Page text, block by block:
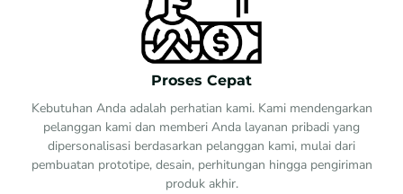
Proses Cepat
Kebutuhan Anda adalah perhatian kami. Kami mendengarkan
pelanggan kami dan memberi Anda layanan pribadi yang
dipersonalisasi berdasarkan pelanggan kami, mulai dari
pembuatan prototipe, desain, perhitungan hingga pengiriman
produk akhir.